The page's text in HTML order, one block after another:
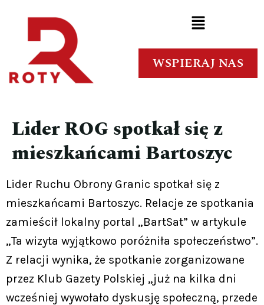
WSPIERAJ NAS
Lider ROG spotkał się z
mieszkańcami Bartoszyc
Lider Ruchu Obrony Granic spotkał się z
mieszkańcami Bartoszyc. Relacje ze spotkania
zamieścił lokalny portal „BartSat” w artykule
„Ta wizyta wyjątkowo poróżniła społeczeństwo”.
Z relacji wynika, że spotkanie zorganizowane
przez Klub Gazety Polskiej „już na kilka dni
wcześniej wywołało dyskusję społeczną, przede